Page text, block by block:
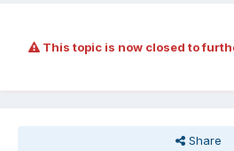
This topic is now closed to
Share